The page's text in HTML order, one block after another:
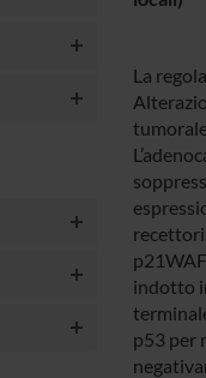
La
indotto
p53 per